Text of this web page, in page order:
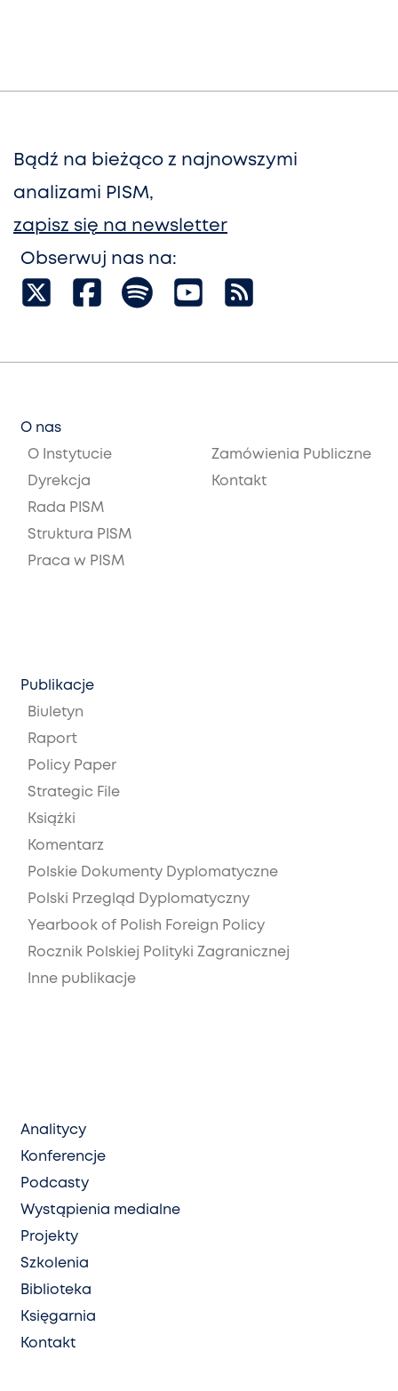
Bądź na bieżąco z najnowszymi
analizami PISM,
zapisz się na newsletter
Obserwuj nas na:
O nas
O Instytucie
Dyrekcja
Rada PISM
Struktura PISM
Praca w PISM
Zamówienia Publiczne
Kontakt
Publikacje
Biuletyn
Raport
Policy Paper
Strategic File
Książki
Komentarz
Polskie Dokumenty Dyplomatyczne
Polski Przegląd Dyplomatyczny
Yearbook of Polish Foreign Policy
Rocznik Polskiej Polityki Zagranicznej
Inne publikacje
Analitycy
Konferencje
Podcasty
Wystąpienia medialne
Projekty
Szkolenia
Biblioteka
Księgarnia
Kontakt